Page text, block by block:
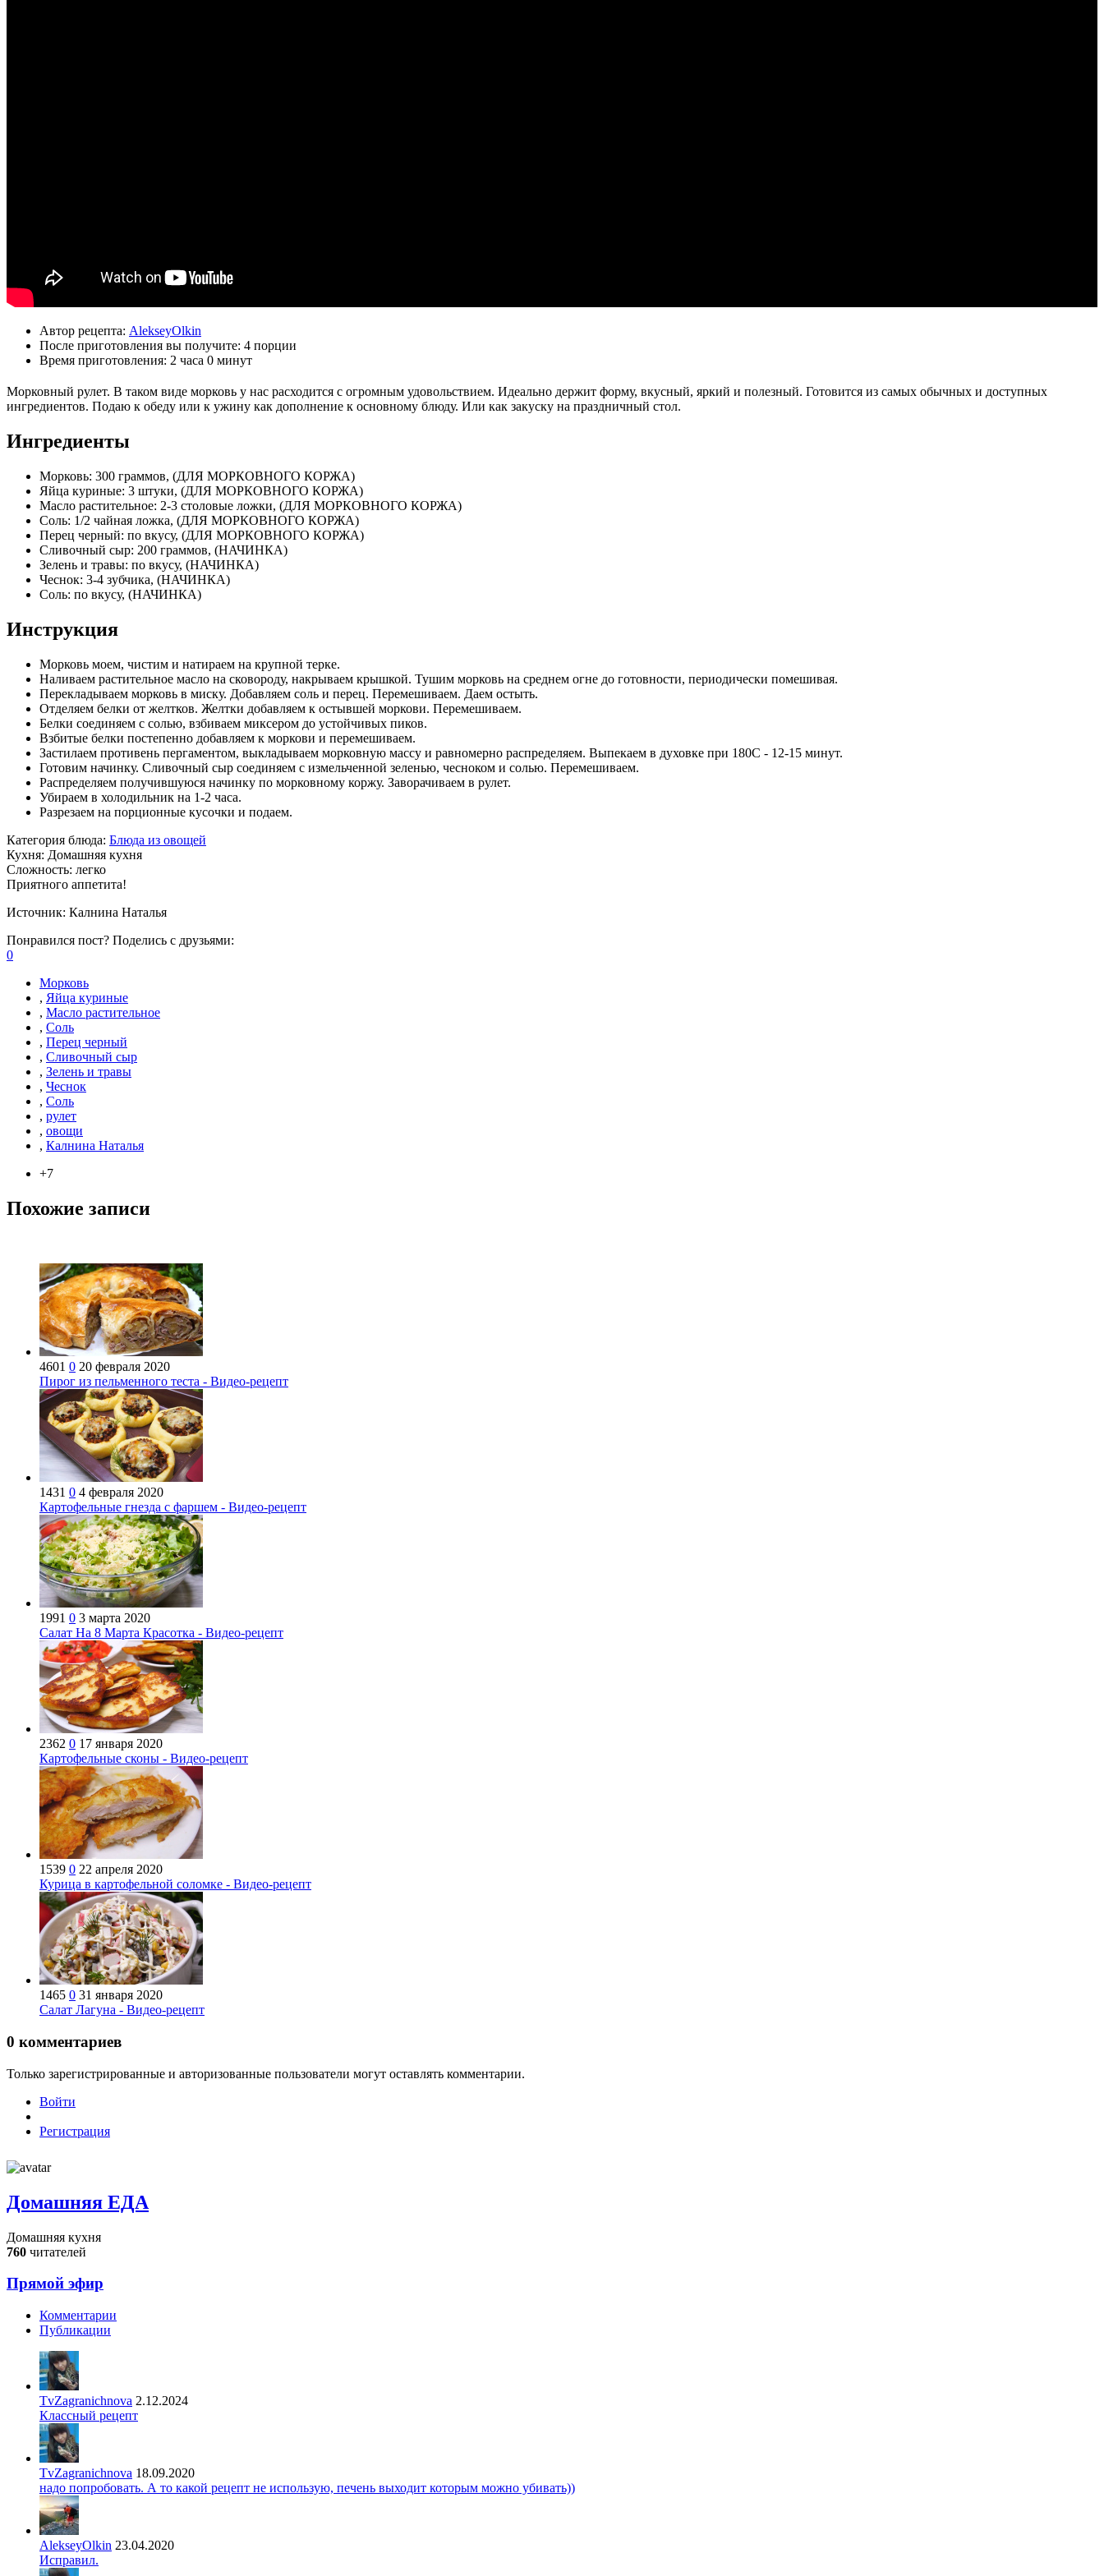
Автор рецепта: AlekseyOlkin
После приготовления вы получите: 4 порции
Время приготовления: 2 часа 0 минут
Морковный рулет. В таком виде морковь у нас расходится с огромным удовольствием. Идеально держит форму, вкусный, яркий и полезный. Готовится из самых обычных и доступных
ингредиентов. Подаю к обеду или к ужину как дополнение к основному блюду. Или как закуску на праздничный стол.
Ингредиенты
Морковь: 300 граммов, (ДЛЯ МОРКОВНОГО КОРЖА)
Яйца куриные: 3 штуки, (ДЛЯ МОРКОВНОГО КОРЖА)
Масло растительное: 2-3 столовые ложки, (ДЛЯ МОРКОВНОГО КОРЖА)
Соль: 1/2 чайная ложка, (ДЛЯ МОРКОВНОГО КОРЖА)
Перец черный: по вкусу, (ДЛЯ МОРКОВНОГО КОРЖА)
Сливочный сыр: 200 граммов, (НАЧИНКА)
Зелень и травы: по вкусу, (НАЧИНКА)
Чеснок: 3-4 зубчика, (НАЧИНКА)
Соль: по вкусу, (НАЧИНКА)
Инструкция
Морковь моем, чистим и натираем на крупной терке.
Наливаем растительное масло на сковороду, накрываем крышкой. Тушим морковь на среднем огне до готовности, периодически помешивая.
Перекладываем морковь в миску. Добавляем соль и перец. Перемешиваем. Даем остыть.
Отделяем белки от желтков. Желтки добавляем к остывшей моркови. Перемешиваем.
Белки соединяем с солью, взбиваем миксером до устойчивых пиков.
Взбитые белки постепенно добавляем к моркови и перемешиваем.
Застилаем противень пергаментом, выкладываем морковную массу и равномерно распределяем. Выпекаем в духовке при 180С - 12-15 минут.
Готовим начинку. Сливочный сыр соединяем с измельченной зеленью, чесноком и солью. Перемешиваем.
Распределяем получившуюся начинку по морковному коржу. Заворачиваем в рулет.
Убираем в холодильник на 1-2 часа.
Разрезаем на порционные кусочки и подаем.
Категория блюда: Блюда из овощей
Кухня: Домашняя кухня
Сложность: легко
Приятного аппетита!
Источник: Калнина Наталья
Понравился пост? Поделись с друзьями:
0
Морковь
, Яйца куриные
, Масло растительное
, Соль
, Перец черный
, Сливочный сыр
, Зелень и травы
, Чеснок
, Соль
, рулет
, овощи
, Калнина Наталья
+7
Похожие записи
4601 0 20 февраля 2020
Пирог из пельменного теста - Видео-рецепт
1431 0 4 февраля 2020
Картофельные гнезда с фаршем - Видео-рецепт
1991 0 3 марта 2020
Салат На 8 Марта Красотка - Видео-рецепт
2362 0 17 января 2020
Картофельные сконы - Видео-рецепт
1539 0 22 апреля 2020
Курица в картофельной соломке - Видео-рецепт
1465 0 31 января 2020
Салат Лагуна - Видео-рецепт
0 комментариев
Только зарегистрированные и авторизованные пользователи могут оставлять комментарии.
Войти
Регистрация
Домашняя ЕДА
Домашняя кухня
760 читателей
Прямой эфир
Комментарии
Публикации
TvZagranichnova 2.12.2024
Классный рецепт
TvZagranichnova 18.09.2020
надо попробовать. А то какой рецепт не использую, печень выходит которым можно убивать))
AlekseyOlkin 23.04.2020
Исправил.